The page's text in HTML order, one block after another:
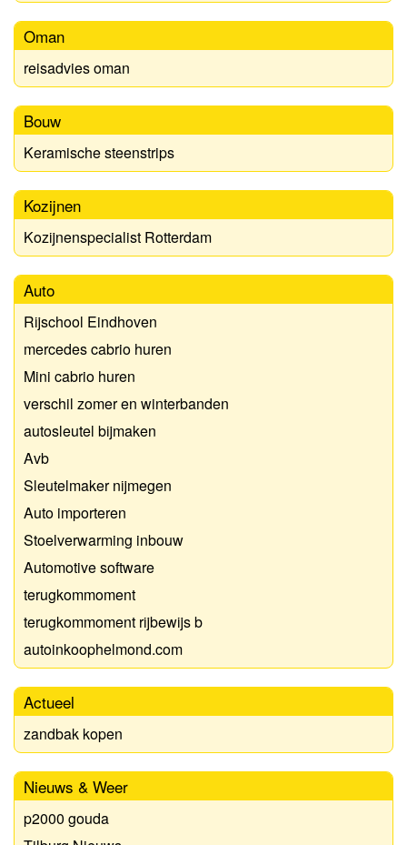
Oman
reisadvies oman
Bouw
Keramische steenstrips
Kozijnen
Kozijnenspecialist Rotterdam
Auto
Rijschool Eindhoven
mercedes cabrio huren
Mini cabrio huren
verschil zomer en winterbanden
autosleutel bijmaken
Avb
Sleutelmaker nijmegen
Auto importeren
Stoelverwarming inbouw
Automotive software
terugkommoment
terugkommoment rijbewijs b
autoinkoophelmond.com
Actueel
zandbak kopen
Nieuws & Weer
p2000 gouda